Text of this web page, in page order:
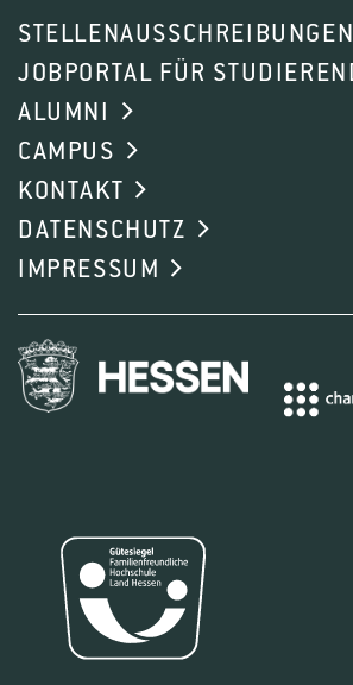
STELLENAUSSCHREIBUNGEN
JOBPORTAL FÜR
ALUMNI
CAMPUS
KONTAKT
DATENSCHUTZ
IMPRESSUM